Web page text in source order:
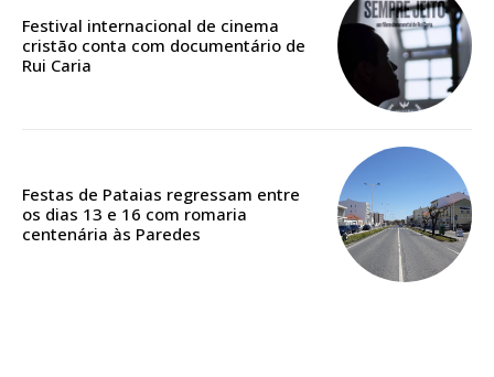
ASSINATURA
DIGITAL ANUAL
Acesso ao conteúdo online
Acesso aos conteúdos Exclusivos para
Festival internacional de cinema
cristão conta com documentário de
Rui Caria
Festas de Pataias regressam entre
os dias 13 e 16 com romaria
centenária às Paredes